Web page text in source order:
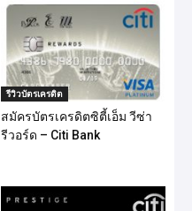
รีวิวบัตรเครดิต
สมัครบัตรเครดิตซิตี้เอ็ม วีซ่า
รีวอร์ด – Citi Bank